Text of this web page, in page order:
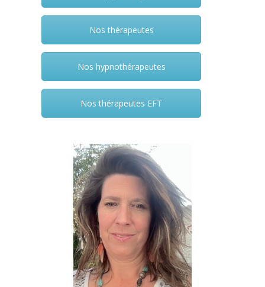
Nos thérapeutes
Nos hypnothérapeutes
Nos thérapeutes EFT